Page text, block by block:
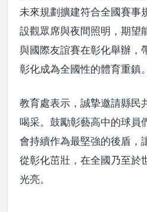
未來規劃擴建符合全國賽事
設觀眾席與夜間照明，期望
與國際友誼賽在彰化舉辦，
彰化成為全國性的體育重鎮。
教育處表示，誠摯邀請縣民
喝采。鼓勵彰藝高中的球員
會持續作為最堅強的後盾，
從彰化茁壯，在全國乃至於
光亮。